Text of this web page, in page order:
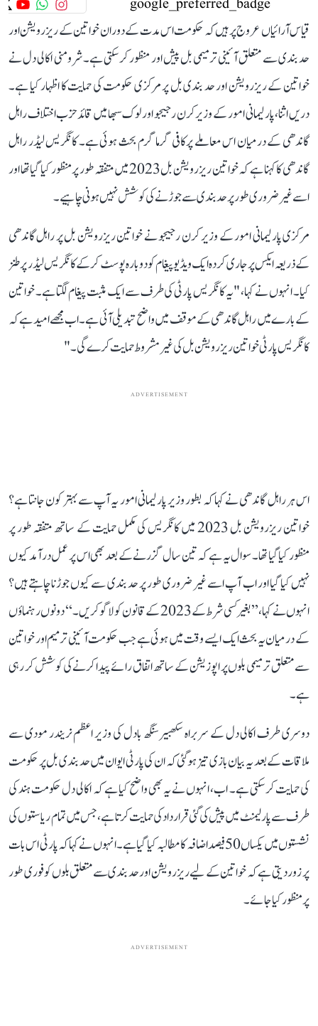
قیاس آرائیاں عروج پر ہیں کہ حکومت اس مدت کے دوران خواتین کے ریزرویشن اور
حد بندی سے متعلق آئینی ترمیمی بل پیش اور منظور کر سکتی ہے۔ شرومنی اکالی دل نے
خواتین کے ریزرویشن اور حد بندی بل پر مرکزی حکومت کی حمایت کا اظہار کیا ہے۔
دریں اثنا، پارلیمانی امور کے وزیر کرن رجیجو اور لوک سبھا میں قائد حزب اختلاف راہل
گاندھی کے درمیان اس معاملے پرکافی گرما گرم بحث ہوئی ہے۔ کانگریس لیڈر راہل
گاندھی کا کہنا ہے کہ خواتین ریزرویشن بل 2023 میں متفقہ طور پر منظور کیا گیا تھا اور
اسے غیر ضروری طور پر حد بندی سے جوڑنے کی کوشش نہیں ہونی چاہیے۔
مرکزی پارلیمانی امور کے وزیر کرن رجیجو نے خواتین ریزرویشن بل پر راہل گاندھی
کے ذریعہ ایکس پر جاری کردہ ایک ویڈیو پیغام کو دوبارہ پوسٹ کرکے کانگریس لیڈر پر طنز
کیا۔ انہوں نے کہا، "یہ کانگریس پارٹی کی طرف سے ایک مثبت پیغام لگتا ہے۔ خواتین
کے بارے میں راہل گاندھی کے موقف میں واضح تبدیلی آئی ہے۔ اب مجھے امید ہے کہ
کانگریس پارٹی خواتین ریزرویشن بل کی غیر مشروط حمایت کرے گی۔"
ADVERTISEMENT
اس ہر راہل گاندھی نے کہا کہ بطور وزیر پارلیمانی امور یہ آپ سے بہتر کون جانتا ہے؟
خواتین ریزرویشن بل 2023 میں کانگریس کی مکمل حمایت کے ساتھ متفقہ طور پر
منظور کیا گیا تھا۔ سوال یہ ہے کہ تین سال گزرنے کے بعد بھی اس پر عمل درآمد کیوں
نہیں کیا گیا اور اب آپ اسے غیر ضروری طور پر حد بندی سے کیوں جوڑنا چاہتے ہیں؟
انہوں نے کہا، ’’بغیر کسی شرط کے 2023 کے قانون کو لاگو کریں۔‘‘ دونوں رہنماؤں
کے درمیان یہ بحث ایک ایسے وقت میں ہوئی ہے جب حکومت آئینی ترمیم اور خواتین
سے متعلق ترمیمی بلوں پر اپوزیشن کے ساتھ اتفاق رائے پیدا کرنے کی کوشش کر رہی
ہے۔
دوسری طرف اکالی دل کے سربراہ سکھبیر سنگھ بادل کی وزیر اعظم نریندر مودی سے
ملاقات کے بعد یہ بیان بازی تیز ہوگئی کہ ان کی پارٹی ایوان میں حد بندی بل پر حکومت
کی حمایت کر سکتی ہے۔ اب، انہوں نے یہ بھی واضح کیا ہے کہ اکالی دل حکومت ہند کی
طرف سے پارلیمنٹ میں پیش کی گئی قرارداد کی حمایت کرتا ہے، جس میں تمام ریاستوں کی
نشستوں میں یکساں 50 فیصد اضافہ کا مطالبہ کیا گیا ہے۔ انہوں نے کہا کہ پارٹی اس بات
پر زور دیتی ہے کہ خواتین کے لیے ریزرویشن اور حد بندی سے متعلق بلوں کو فوری طور
پر منظور کیا جائے۔
ADVERTISEMENT